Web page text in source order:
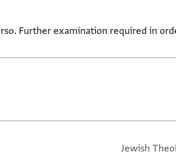
Further examination required in
Jewish